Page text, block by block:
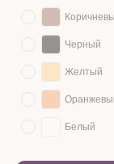
Черный
Желтый
Белый